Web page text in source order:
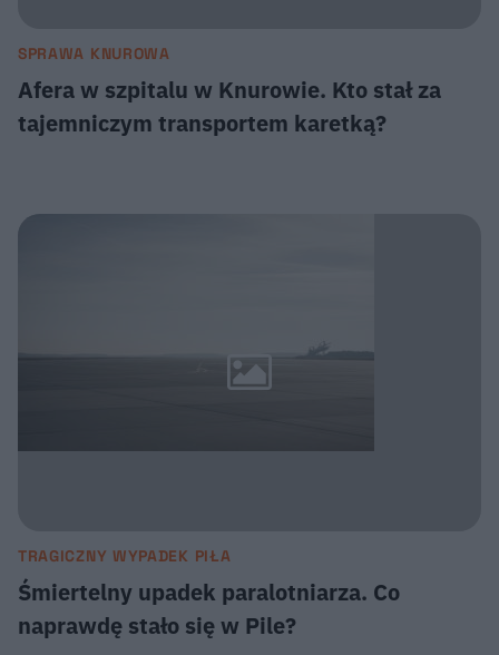
SPRAWA KNUROWA
Afera w szpitalu w Knurowie. Kto stał za
tajemniczym transportem karetką?
TRAGICZNY WYPADEK PIŁA
Śmiertelny upadek paralotniarza. Co
naprawdę stało się w Pile?